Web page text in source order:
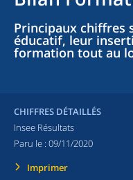
Principaux chiffres
éducatif, leur
formation tout au
CHIFFRES DÉTAILLÉS
Insee Résultats
Paru le : 09/11/2020
Imprimer